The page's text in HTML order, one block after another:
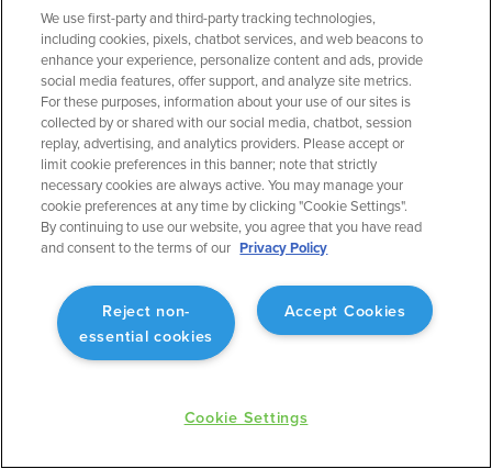
Fornece outra dimensão de visibilidade ao planejar
o voo.
Planejamento de Voo
March 2023
Filtros rápidos para mapas aeronáuticos
Personalize o mapa aeronáutico de acordo com o
que você deseja ver.
Planejamento de Voo
March 2023
Gerente de Pessoas: Adicionar código de tripulação
We use first-party and third-party tracking technologies,
including cookies, pixels, chatbot services, and web beacons to
enhance your experience, personalize content and ads, provide
social media features, offer support, and analyze site metrics.
For these purposes, information about your use of our sites is
collected by or shared with our social media, chatbot, session
replay, advertising, and analytics providers. Please accept or
limit cookie preferences in this banner; note that strictly
necessary cookies are always active. You may manage your
cookie preferences at any time by clicking "Cookie Settings".
By continuing to use our website, you agree that you have read
and consent to the terms of our Privacy Policy
Accept Cookies
Reject non-
essential cookies
Cookie Settings